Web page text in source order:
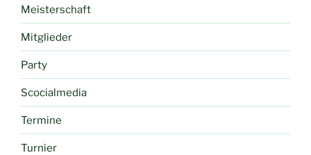
Meisterschaft
Mitglieder
Party
Scocialmedia
Termine
Turnier